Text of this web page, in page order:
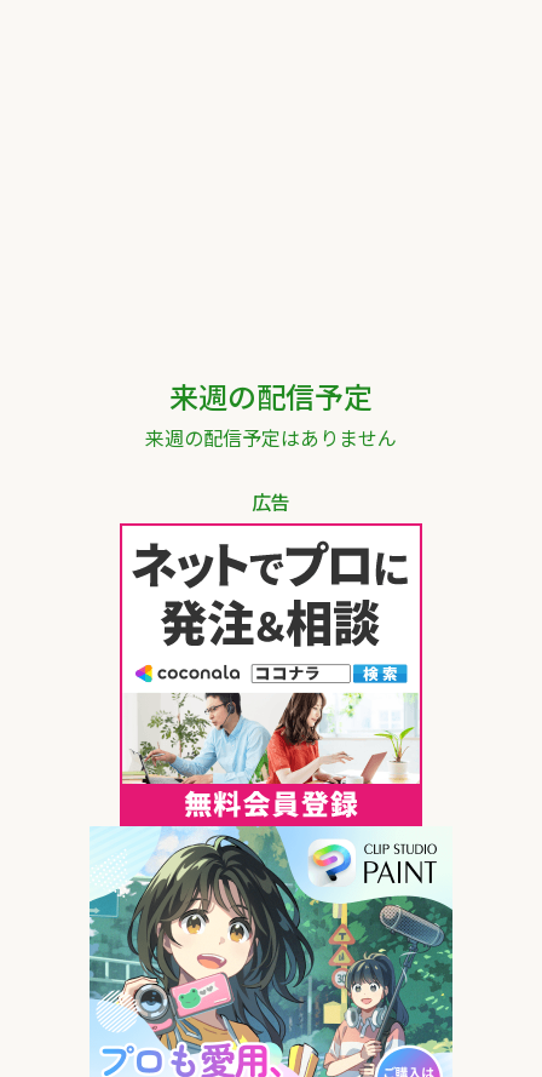
来週の配信予定
来週の配信予定はありません
広告